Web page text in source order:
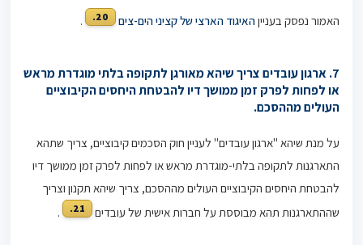
האמור נפסק בענייןהאיגוד הארצי של קציני הים-צים 20.
.
7. ארגון עובדים צריך שיהא מאורגן לתקופה בלתי מוגדרת מראש
או לפחות לפרק זמן ממושך דיו להבטחת היחסים הקיבוציים
העולים מההסכם.
על מנת שיהא "ארגון עובדים" לעניין חוק הסכמים קיבוציים, צריך שתהא
התארגנות לתקופה בלתי-מוגדרת מראש או לפחות לפרק זמן ממושך דיו
להבטחת היחסים הקיבוציים העולים מההסכם, צריך שיהא תקנון וצריך
שההתארגנות תהא מבוססת על חברות אישית של עובדים
21.
.